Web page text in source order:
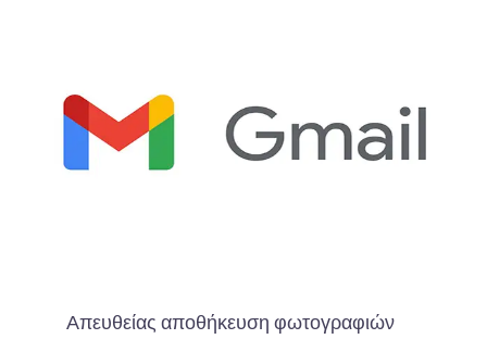
Απευθείας αποθήκευση φωτογραφιών